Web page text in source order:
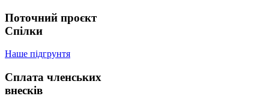
Поточний проєкт
Спілки
Наше підгрунтя
Сплата членських
внесків